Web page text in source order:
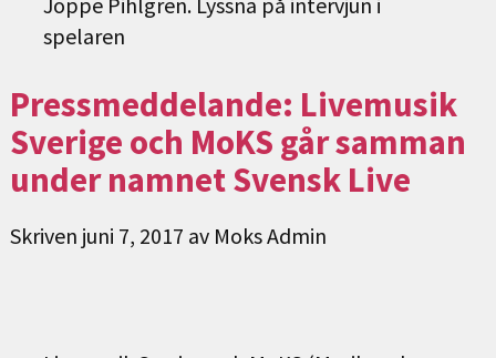
spelaren
Pressmeddelande: Livemusik
Sverige och MoKS går samman
under namnet Svensk Live
Skriven juni 7, 2017 av Moks Admin